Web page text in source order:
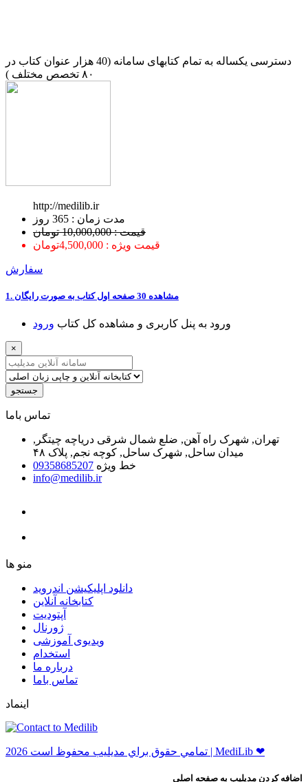
دسترسی یکساله به تمام کتابهای سامانه (40 هزار عنوان کتاب در
۸۰ تخصص مختلف )
http://medilib.ir
ﻣﺪﺕ ﺯﻣﺎﻥ : 365 ﺭﻭﺯ
قیمت : 10,000,000 تومان
قیمت ویژه : 4,500,000تومان
سفارش
1. ﻣﺸﺎﻫﺪﻩ 30 ﺻﻔﺤﻪ اﻭﻝ ﮐﺘﺎﺏ ﺑﻪ ﺻﻮﺭﺕ ﺭاﯾﮕﺎﻥ
ﻭﺭﻭﺩ ﺑﻪ ﭘﻨﻞ ﮐﺎﺭﺑﺮﯼ ﻭ ﻣﺸﺎﻫﺪﻩ ﮐﻞ ﮐﺘﺎﺏ ﻭﺭﻭﺩ
×
جستجو
ﺗﻤﺎﺱ ﺑﺎﻣﺎ
تهران, شهرک راه آهن, ضلع شمال شرقی دریاچه چیتگر,
میدان ساحل, شهرک ساحل, کوچه نجم, پلاک ۴۸
خط ویژه 09358685207
info@medilib.ir
ﻣﻨﻮ ﻫﺎ
دانلود اپلیکیشن اندروید
ﮐﺘﺎﺑﺨﺎﻧﻪ ﺁﻧﻼﯾﻦ
ﺁﭘﺘﻮﺩﯾﺖ
ﮊﻭﺭﻧﺎﻝ
ویدیوی آموزشی
استخدام
درباره ما
ﺗﻤﺎﺱ ﺑﺎﻣﺎ
اینماد
ﺗﻤﺎﻣﻲ ﺣﻘﻮﻕ ﺑﺮاﻱ ﻣﺪﻳﻠﻴﺐ ﻣﺤﻔﻮﻅ اﺳﺖ 2026 | MediLib ❤
اضافه کردن مدیلیب به صفحه اصلی